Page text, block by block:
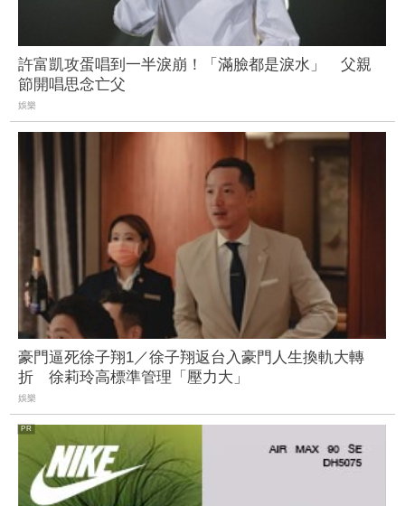
許富凱攻蛋唱到一半淚崩！「滿臉都是淚水」 父親
節開唱思念亡父
娛樂
豪門逼死徐子翔1／徐子翔返台入豪門人生換軌大轉
折 徐莉玲高標準管理「壓力大」
娛樂